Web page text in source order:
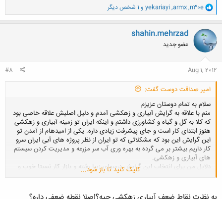
و
ا
ک
ن
ش
ه
ا
n30e
,
armx
,
yekariayi و 1 شخص دیگر
shahin.mehrzad
عضو جدید
Aug 1, 2012
#8
امیر صداقت دوست گفت:
سلام به تمام دوستان عزیزم
منم با علاقه به گرایش آبیاری و زهکشی آمدم و دلیل اصلیش علاقه خاصی بود
که کلا به گل و گیاه و کشاورزی داشتم و اینکه ایران تو زمینه آبیاری و زهکشی
هنوز ابتدای کار است و جای پیشرفت زیادی داره. یکی از امیدهام از آمدن تو
این گرایش این بود که مشکلاتی که تو ایران از نظر پروژه های آبی ایران سرو
کار داریم بیشتر بر می گرده به بهره وری آب سر مزرعه و مدیریت کردن سیستم
های آبیاری و زهکشی.
دلایل من برای انتخاب این گرایش درسهای زیبا رشته و بازار کار نسبتا خوب و
چشم انداز خوبی که داشت بود
کلیک کنید تا باز شود...